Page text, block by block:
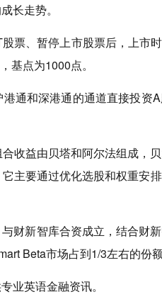
长走势。
票、暂停上市股票后，上市
基点为1000点。
通和深港通的通道直接投
收益由贝塔和阿尔法组成，
主要通过优化选股和权重安
财新智库合资成立，结合财
Beta市场占到1/3左右的份额
业英语金融资讯。